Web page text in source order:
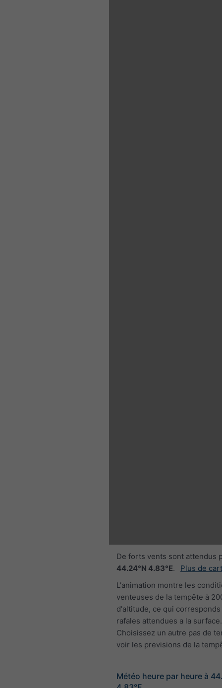
De forts vents sont attendus
44.24°N 4.83°E.
Plus de
L'animation montre les
venteuses de la tempête à
d'altitude, ce qui
rafales attendues a la surface.
Choisissez un autre pas de
voir les previsions de la
Météo heure par heure à